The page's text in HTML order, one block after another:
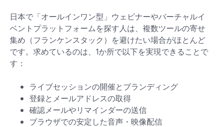
日本で「オールインワン型」ウェビナーやバーチャルイ
ベントプラットフォームを探す人は、複数ツールの寄せ
集め（フランケンスタック）を避けたい場合がほとんど
です。求めているのは、1か所で以下を実現できることで
す：
ライブセッションの開催とブランディング
登録とメールアドレスの取得
確認メールやリマインダーの送信
ブラウザでの安定した音声・映像配信